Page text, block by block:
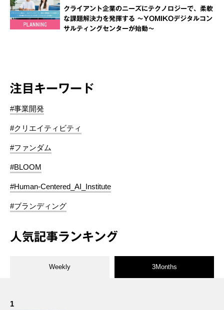
クライアント企業のニーズにテクノロジーで、柔軟
な課題解決力を発揮する ～YOMIKOデジタルコン
サルティングセンターが始動～
注目キーワード
#事業開発
#クリエイティビティ
#ファンダム
#BLOOM
#Human-Centered_AI_Institute
#ブランディング
人気記事ランキング
Weekly 3Months
1